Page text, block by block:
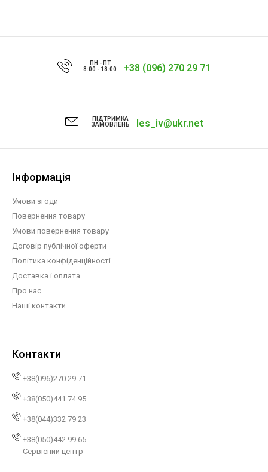
ПН - ПТ
8:00 - 18:00
+38 (096) 270 29 71
ПІДТРИМКА
ЗАМОВЛЕНЬ
les_iv@ukr.net
Інформація
Умови згоди
Повернення товару
Умови повернення товару
Договір публічної оферти
Політика конфіденційності
Доставка і оплата
Про нас
Наші контакти
Контакти
+38(096)270 29 71
+38(050)441 74 95
+38(044)332 79 23
+38(050)442 99 65
Сервісний центр